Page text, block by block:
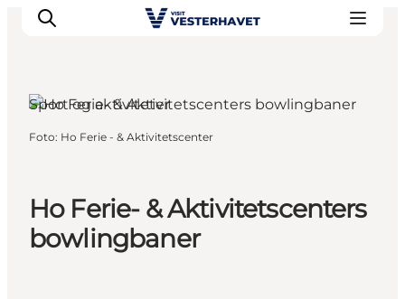
Vores Byer
Mad & Overnatning
Køb billet
Ho Ferie- & Aktivitetscenters
bowlingbaner
Sport og aktiviteter
Foto: Ho Ferie - & Aktivitetscenter